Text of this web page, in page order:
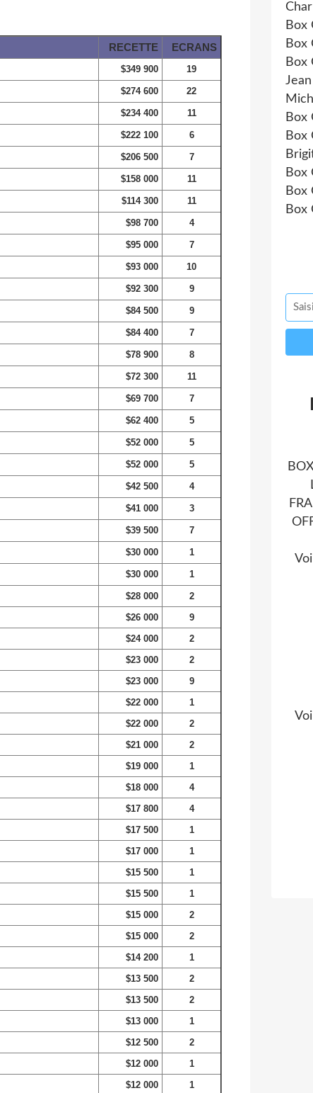
RECETTE ECRANS
$349 900 19
$274 600 22
$234 400 11
$222 100 6
$206 500 7
$158 000 11
$114 300 11
$98 700 4
$95 000 7
$93 000 10
$92 300 9
$84 500 9
$84 400 7
$78 900 8
$72 300 11
$69 700 7
$62 400 5
$52 000 5
$52 000 5
$42 500 4
$41 000 3
$39 500 7
$30 000 1
$30 000 1
$28 000
2
$26 000
9
$24 000
2
$23 000
2
$23 000
9
$22 000
1
$22 000
2
$21 000
2
$19 000
1
$18 000
4
$17 800
4
$17 500
1
$17 000
1
$15 500
1
$15 500
1
$15 000
2
$15 000
2
$14 200
1
$13 500
2
$13 500
2
$13 000
1
$12 500
2
$12 000
1
$12 000
1
Box
Box
Box
Box
Box
Box
Box
Box